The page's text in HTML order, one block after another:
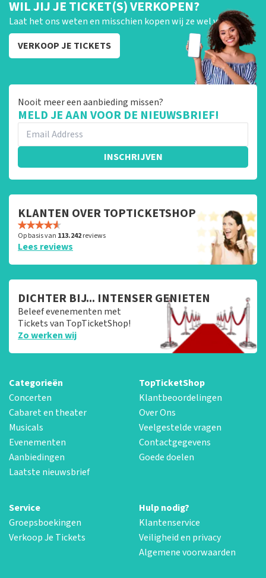
WIL JIJ JE TICKET(S) VERKOPEN?
Laat het ons weten en misschien kopen wij ze wel van je!
VERKOOP JE TICKETS
Nooit meer een aanbieding missen?
MELD JE AAN VOOR DE NIEUWSBRIEF!
INSCHRIJVEN
KLANTEN OVER TOPTICKETSHOP
Op basis van 113.242reviews
Lees reviews
DICHTER BIJ... INTENSER GENIETEN
Beleef evenementen met
Tickets van TopTicketShop!
Zo werken wij
Categorieën
Concerten
Cabaret en theater
Musicals
Evenementen
Aanbiedingen
Laatste nieuwsbrief
TopTicketShop
Klantbeoordelingen
Over Ons
Veelgestelde vragen
Contactgegevens
Goede doelen
Service
Groepsboekingen
Verkoop Je Tickets
Hulp nodig?
Klantenservice
Veiligheid en privacy
Algemene voorwaarden